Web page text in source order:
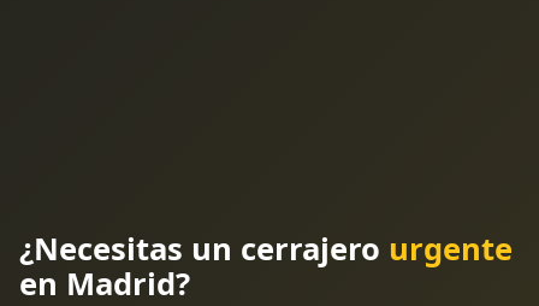
¿Necesitas un cerrajero urgente
en Madrid?